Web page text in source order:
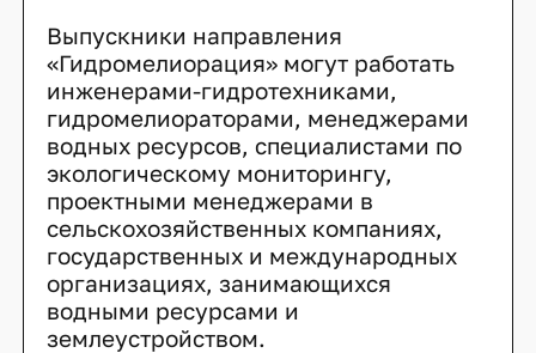
Выпускники направления
«Гидромелиорация» могут работать
инженерами-гидротехниками,
гидромелиораторами, менеджерами
водных ресурсов, специалистами по
экологическому мониторингу,
проектными менеджерами в
сельскохозяйственных компаниях,
государственных и международных
организациях, занимающихся
водными ресурсами и
землеустройством.